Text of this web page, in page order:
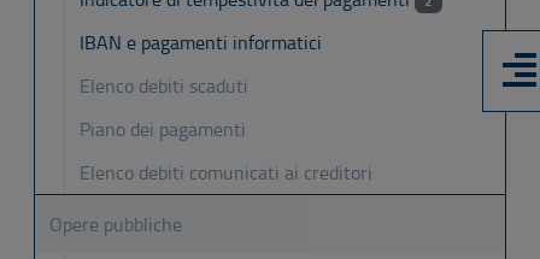
IBAN e pagamenti informatici
Elenco debiti scaduti
Piano dei pagamenti
Elenco debiti comunicati ai creditori
Opere pubbliche